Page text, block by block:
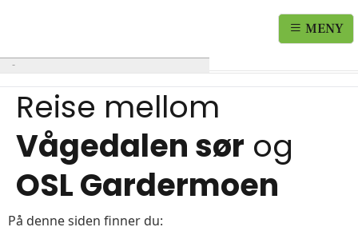
MENY
Reise mellom
Vågedalen sør og
OSL Gardermoen
På denne siden finner du: